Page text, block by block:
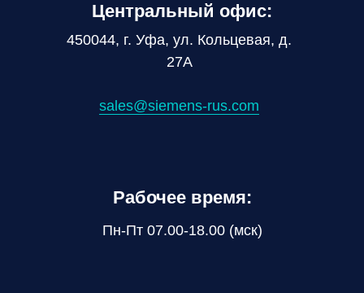
450044, г. Уфа, ул. Кольцевая, д.
27А
sales@siemens-rus.com
Центральный офис:
Пн-Пт 07.00-18.00 (мск)
Рабочее время: